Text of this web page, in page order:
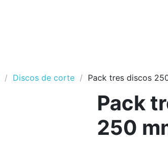
Discos de corte Pack tres discos
Pack
250